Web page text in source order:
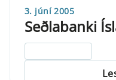
3. júní 2005
Seðlabanki